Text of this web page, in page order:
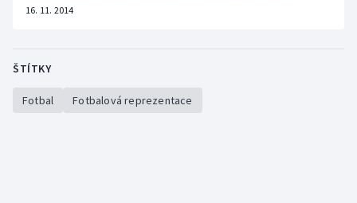
Ragby
Rychlobruslení
16. 11. 2014
ŠTÍTKY
Fotbal Fotbalová reprezentace